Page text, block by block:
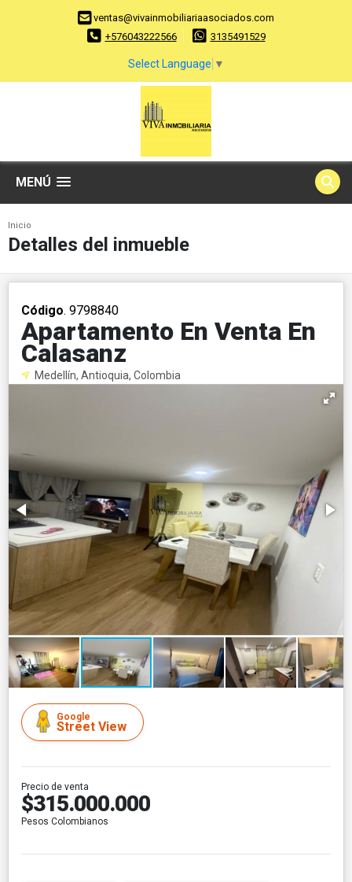
ventas@vivainmobiliariaasociados.com
+576043222566
3135491529
Select Language ▼
MENÚ
Inicio
Detalles del inmueble
Código. 9798840
Apartamento En Venta En
Calasanz
Medellín, Antioquia, Colombia
Google
Street View
Precio de venta
$315.000.000
Pesos Colombianos